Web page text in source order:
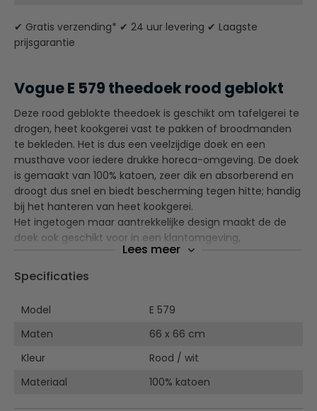
✔ Gratis verzending* ✔ 24 uur levering ✔ Laagste
prijsgarantie
Vogue E 579 theedoek rood geblokt
Deze rood geblokte theedoek is geschikt om tafelgerei te
drogen, heet kookgerei vast te pakken of broodmanden
te bekleden. Het is dus een veelzijdige doek en een
musthave voor iedere drukke horeca-omgeving. De doek
is gemaakt van 100% katoen, zeer dik en absorberend en
droogt dus snel en biedt bescherming tegen hitte; handig
bij het hanteren van heet kookgerei.
Het ingetogen maar aantrekkelijke design maakt de de
doek ook geschikt voor in een klantomgeving,
bijvoorbeeld in manden en schalen voor een rustieke
uitstraling. Ook verkrijgbaar in het blauw.
228g/m2
Wassen op 40°C, strijken op lage temperatuur
Lees meer
Specificaties
Model
E 579
Maten
66 x 66 cm
Kleur
Rood / wit
Materiaal
100% katoen